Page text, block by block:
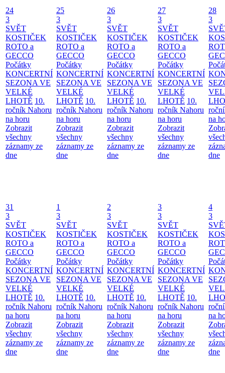
24
3
SVĚT
KOSTIČEK
ROTO a
GECCO
Počátky
KONCERTNÍ
SEZONA VE
VELKÉ
LHOTĚ 10.
ročník Nahoru
na horu
Zobrazit
všechny
záznamy ze
dne
25
3
SVĚT
KOSTIČEK
ROTO a
GECCO
Počátky
KONCERTNÍ
SEZONA VE
VELKÉ
LHOTĚ 10.
ročník Nahoru
na horu
Zobrazit
všechny
záznamy ze
dne
26
3
SVĚT
KOSTIČEK
ROTO a
GECCO
Počátky
KONCERTNÍ
SEZONA VE
VELKÉ
LHOTĚ 10.
ročník Nahoru
na horu
Zobrazit
všechny
záznamy ze
dne
27
3
SVĚT
KOSTIČEK
ROTO a
GECCO
Počátky
KONCERTNÍ
SEZONA VE
VELKÉ
LHOTĚ 10.
ročník Nahoru
na horu
Zobrazit
všechny
záznamy ze
dne
28
3
na
dne
31
3
SVĚT
KOSTIČEK
ROTO a
GECCO
Počátky
KONCERTNÍ
SEZONA VE
VELKÉ
LHOTĚ 10.
ročník Nahoru
na horu
Zobrazit
všechny
záznamy ze
dne
1
3
SVĚT
KOSTIČEK
ROTO a
GECCO
Počátky
KONCERTNÍ
SEZONA VE
VELKÉ
LHOTĚ 10.
ročník Nahoru
na horu
Zobrazit
všechny
záznamy ze
dne
2
3
SVĚT
KOSTIČEK
ROTO a
GECCO
Počátky
KONCERTNÍ
SEZONA VE
VELKÉ
LHOTĚ 10.
ročník Nahoru
na horu
Zobrazit
všechny
záznamy ze
dne
3
3
SVĚT
KOSTIČEK
ROTO a
GECCO
Počátky
KONCERTNÍ
SEZONA VE
VELKÉ
LHOTĚ 10.
ročník Nahoru
na horu
Zobrazit
všechny
záznamy ze
dne
4
3
na
dne